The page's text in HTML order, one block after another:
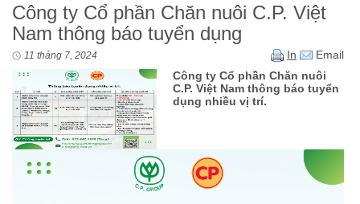
Công ty Cổ phần Chăn nuôi C.P. Việt
Nam thông báo tuyển dụng
11 tháng 7, 2024 In
Email
Công ty Cổ phần Chăn nuôi
C.P. Việt Nam thông báo tuyển
dụng nhiều vị trí.